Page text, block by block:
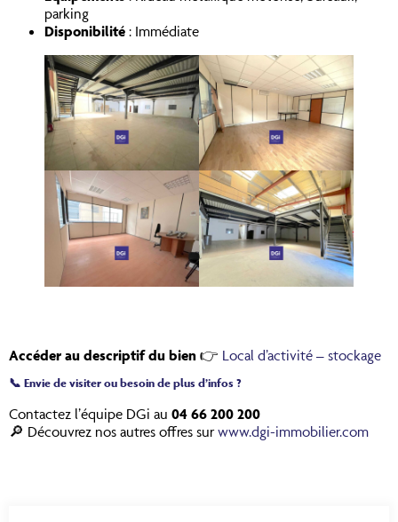
parking
Disponibilité : Immédiate
Accéder au descriptif du bien 👉 Local d’activité – stockage
📞 Envie de visiter ou besoin de plus d’infos ?
Contactez l’équipe DGi au 04 66 200 200
🔎 Découvrez nos autres offres surwww.dgi-immobilier.com